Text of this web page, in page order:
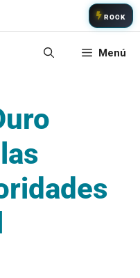
ROCK
Menú